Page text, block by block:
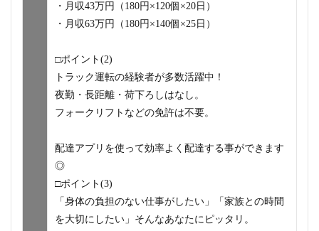
・月収43万円（180円×120個×20日）
・月収63万円（180円×140個×25日）
□ポイント(2)
トラック運転の経験者が多数活躍中！
夜勤・長距離・荷下ろしはなし。
フォークリフトなどの免許は不要。
配達アプリを使って効率よく配達する事ができます
◎
□ポイント(3)
「身体の負担のない仕事がしたい」「家族との時間
を大切にしたい」そんなあなたにピッタリ。